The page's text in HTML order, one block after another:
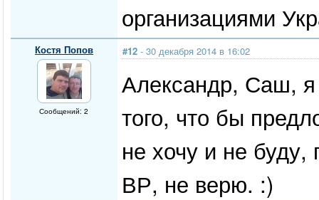
организациями
Костя Попов
Сообщений: 2
#12 - 30 декабря 2014 в 16:02
Александр, Саш, я
того, что бы
не хочу и не
ВР, не верю. :)